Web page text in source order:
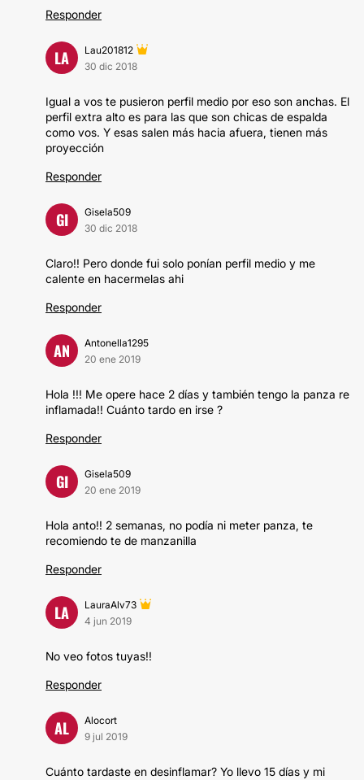
Responder
LA
Lau201812
30 dic 2018
Igual a vos te pusieron perfil medio por eso son anchas. El
perfil extra alto es para las que son chicas de espalda
como vos. Y esas salen más hacia afuera, tienen más
proyección
Responder
GI
Gisela509
30 dic 2018
Claro!! Pero donde fui solo ponían perfil medio y me
calente en hacermelas ahi
Responder
AN
Antonella1295
20 ene 2019
Hola !!! Me opere hace 2 días y también tengo la panza re
inflamada!! Cuánto tardo en irse ?
Responder
GI
Gisela509
20 ene 2019
Hola anto!! 2 semanas, no podía ni meter panza, te
recomiendo te de manzanilla
Responder
LA
LauraAlv73
4 jun 2019
No veo fotos tuyas!!
Responder
AL
Alocort
9 jul 2019
Cuánto tardaste en desinflamar? Yo llevo 15 días y mi